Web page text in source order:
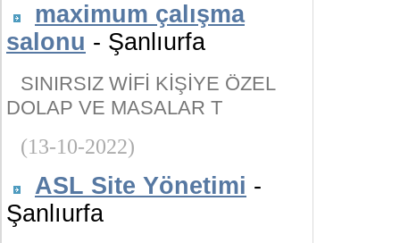
maximum çalışma
salonu - Şanlıurfa
SINIRSIZ WİFİ KİŞİYE ÖZEL
DOLAP VE MASALAR T
(13-10-2022)
ASL Site Yönetimi -
Şanlıurfa